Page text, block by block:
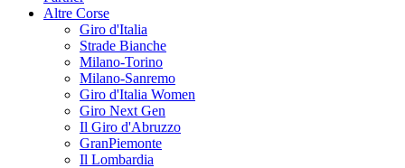
Altre Corse
Giro d'Italia
Strade Bianche
Milano-Torino
Milano-Sanremo
Giro d'Italia Women
Giro Next Gen
Il Giro d'Abruzzo
GranPiemonte
Il Lombardia